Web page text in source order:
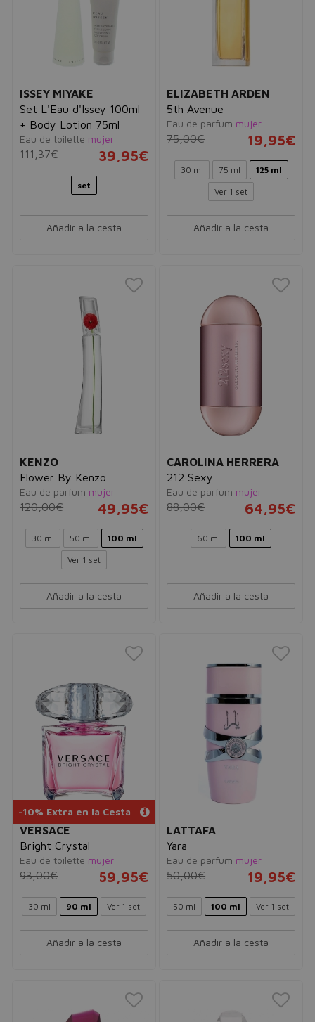
ISSEY MIYAKE
Set L'Eau d'Issey 100ml
+ Body Lotion 75ml
Eau de toilette mujer
111,37€ 39,95€
set
Añadir a la cesta
ELIZABETH ARDEN
5th Avenue
Eau de parfum mujer
75,00€ 19,95€
30 ml 75 ml 125 ml
Ver 1 set
Añadir a la cesta
KENZO
Flower By Kenzo
Eau de parfum mujer
120,00€ 49,95€
30 ml 50 ml 100 ml
Ver 1 set
Añadir a la cesta
CAROLINA HERRERA
212 Sexy
Eau de parfum mujer
88,00€ 64,95€
60 ml 100 ml
Añadir a la cesta
-10% Extra en la Cesta
VERSACE
Bright Crystal
Eau de toilette mujer
93,00€ 59,95€
30 ml 90 ml Ver 1 set
Añadir a la cesta
LATTAFA
Yara
Eau de parfum mujer
50,00€ 19,95€
50 ml 100 ml Ver 1 set
Añadir a la cesta